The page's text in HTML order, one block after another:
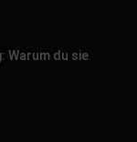
Warum du sie